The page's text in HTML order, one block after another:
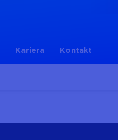
Kariera Kontakt